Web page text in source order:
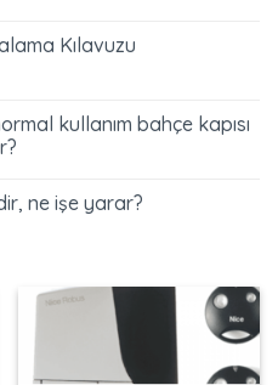
Kılavuzu
kullanım bahçe kapısı
ne işe yarar?